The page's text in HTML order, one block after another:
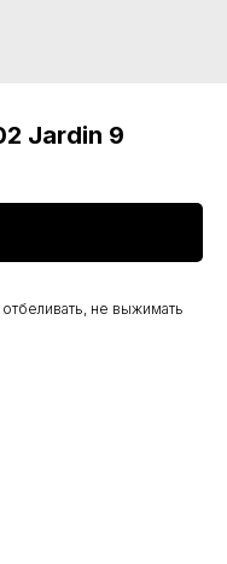
Jardin 9
не выжимать